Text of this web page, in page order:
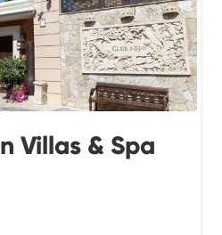
Villas & Spa